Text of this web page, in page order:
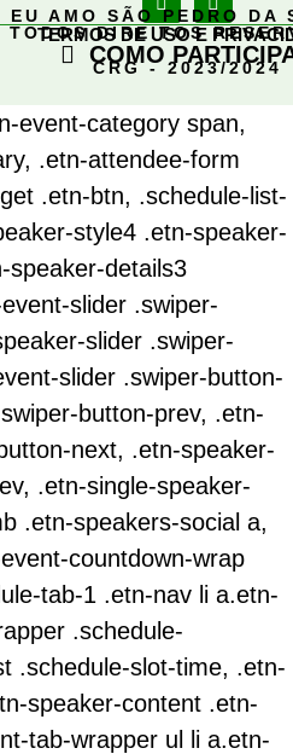
EU AMO SÃO PEDRO DA
TODOS DIREITOS
CRG - 2023/2024
TERMOS DE USO E
COMO
event-category span,
.etn-attendee-form
.etn-btn, .schedule-list-
style4 .etn-speaker-
details3
slider .swiper-
slider .swiper-
slider .swiper-button-
button-prev, .etn-
next, .etn-speaker-
.etn-single-speaker-
.etn-speakers-social a,
countdown-wrap
tab-1 .etn-nav li a.etn-
.schedule-
.schedule-slot-time, .etn-
speaker-content .etn-
tab-wrapper ul li a.etn-